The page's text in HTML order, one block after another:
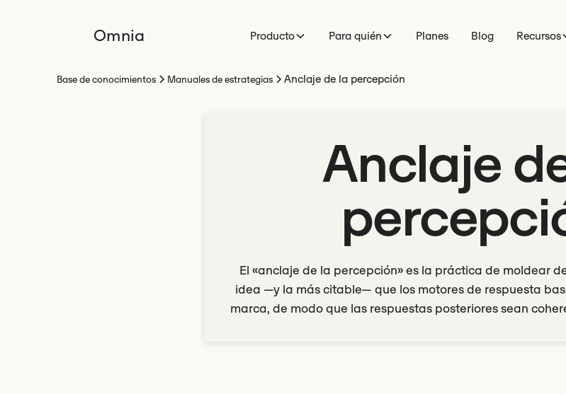
Omnia Producto Para quién Planes Blog Recursos
Base de conocimientos Manuales de estrategias Anclaje de la percepción
Anclaje
El «anclaje de la percepción» es la práctica de moldear
idea —y la más citable— que los motores de respuesta
marca, de modo que las respuestas posteriores sean